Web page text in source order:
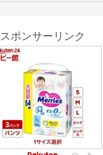
スポンサーリンク